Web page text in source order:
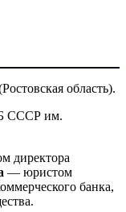
область).
СССР им.
директора
— юристом
банка,